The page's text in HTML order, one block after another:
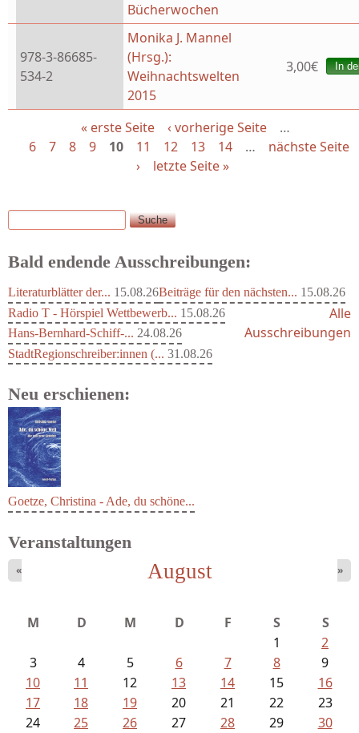
Bücherwochen
978-3-86685-
534-2
Monika J. Mannel
(Hrsg.):
Weihnachtswelten
2015
3,00€
« erste Seite ‹ vorherige Seite
…
6
7 8 9 10 11 12 13 14 …
nächste Seite
›
letzte Seite »
Suchformular
Suche
Bald endende Ausschreibungen:
Literaturblätter der... 15.08.26Beiträge für den nächsten... 15.08.26
Radio T - Hörspiel Wettbewerb... 15.08.26
Hans-Bernhard-Schiff-... 24.08.26
StadtRegionschreiber:innen (... 31.08.26
Alle
Ausschreibungen
Neu erschienen:
Goetze, Christina - Ade, du schöne...
Veranstaltungen
August
« »
M D M D F S
S
1
2
3
4 5 6 7 8
9
10
11 12 13 14 15
16
17
18 19 20 21 22
23
24
25 26 27 28 29
30